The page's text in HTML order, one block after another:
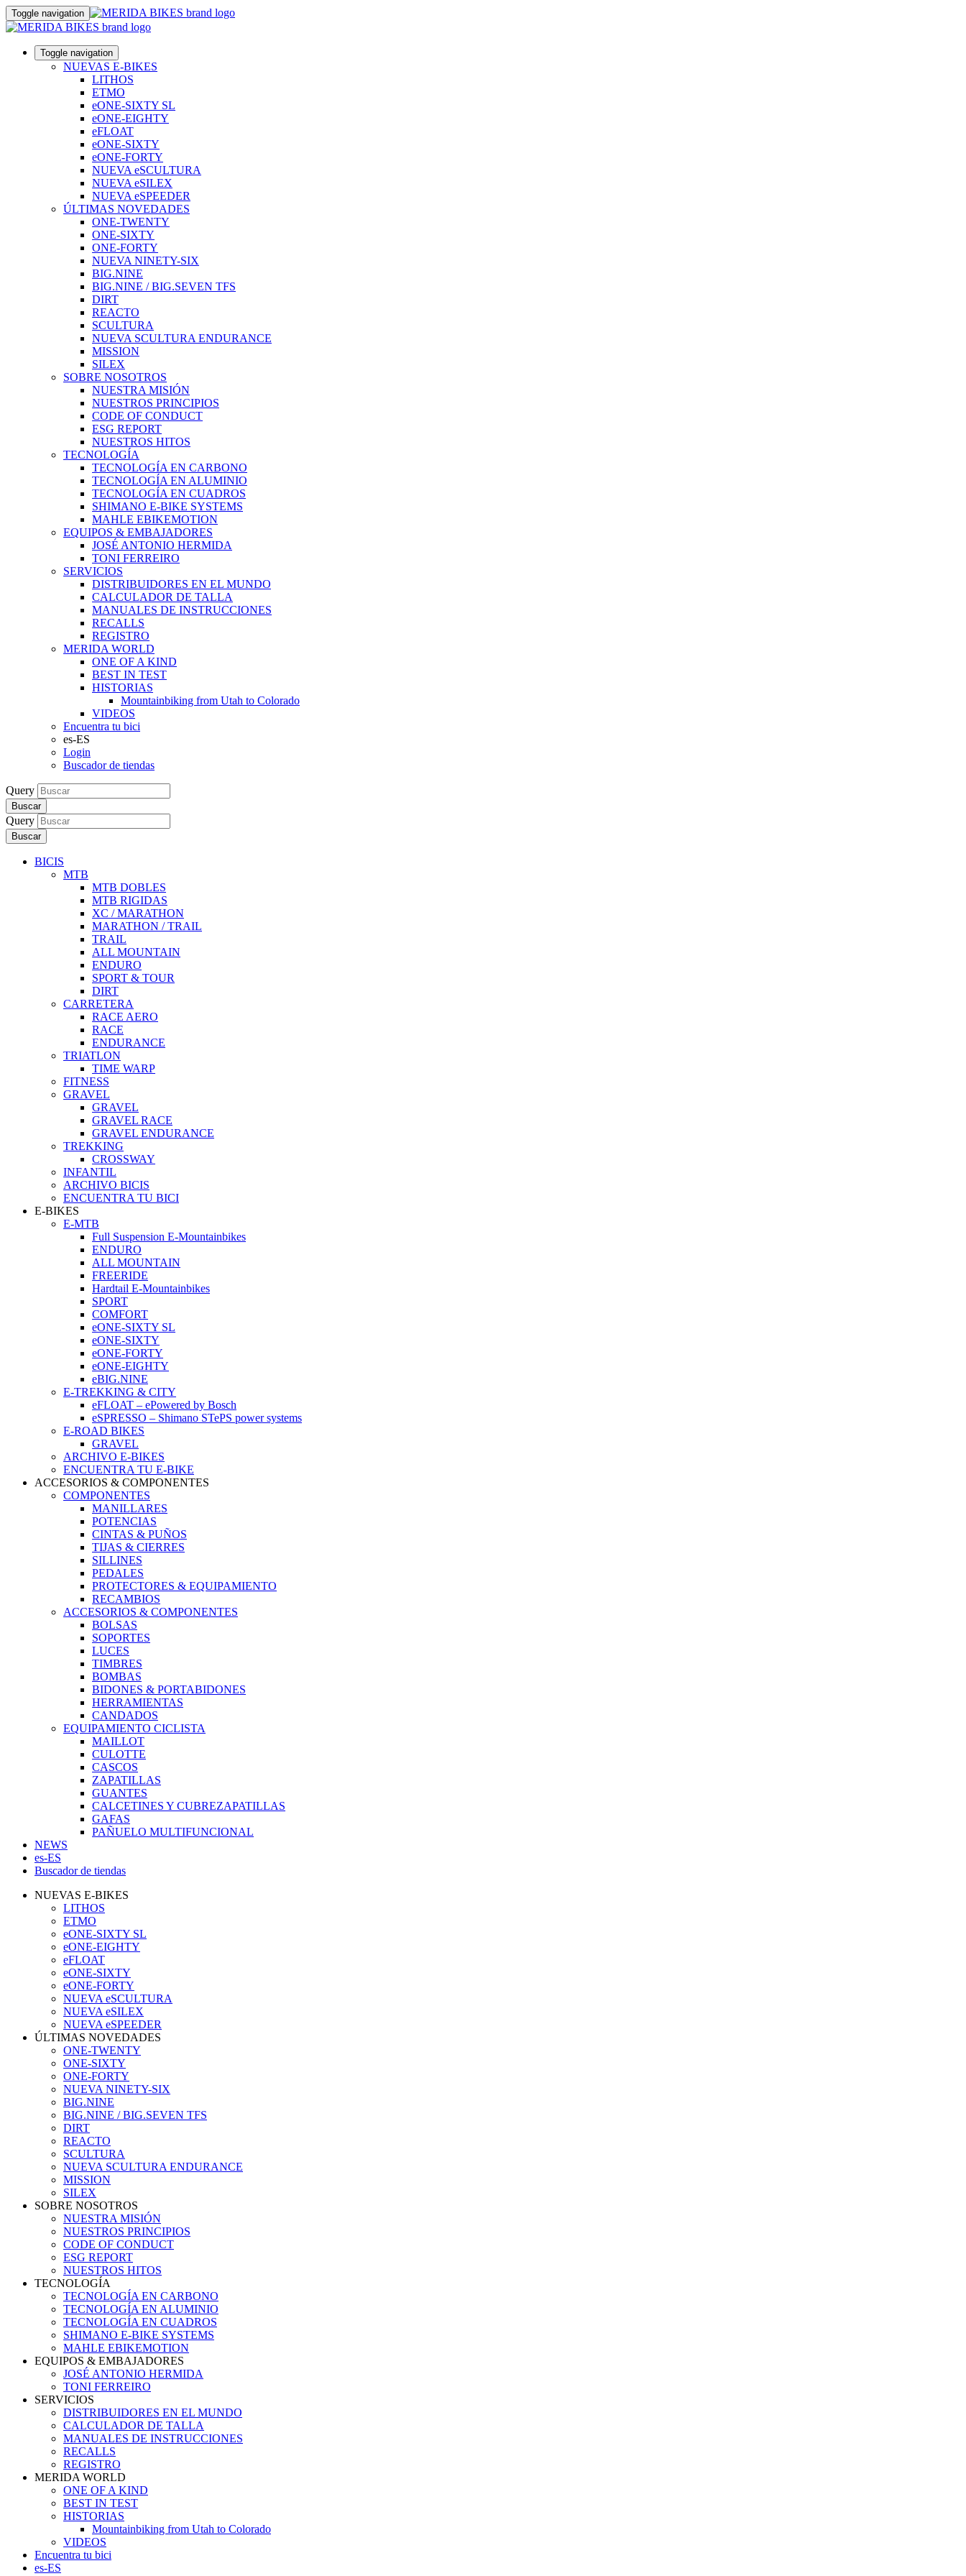
Toggle navigation
Toggle navigation
NUEVAS E-BIKES
LITHOS
ETMO
eONE-SIXTY SL
eONE-EIGHTY
eFLOAT
eONE-SIXTY
eONE-FORTY
NUEVA eSCULTURA
NUEVA eSILEX
NUEVA eSPEEDER
ÚLTIMAS NOVEDADES
ONE-TWENTY
ONE-SIXTY
ONE-FORTY
NUEVA NINETY-SIX
BIG.NINE
BIG.NINE / BIG.SEVEN TFS
DIRT
REACTO
SCULTURA
NUEVA SCULTURA ENDURANCE
MISSION
SILEX
SOBRE NOSOTROS
NUESTRA MISIÓN
NUESTROS PRINCIPIOS
CODE OF CONDUCT
ESG REPORT
NUESTROS HITOS
TECNOLOGÍA
TECNOLOGÍA EN CARBONO
TECNOLOGÍA EN ALUMINIO
TECNOLOGÍA EN CUADROS
SHIMANO E-BIKE SYSTEMS
MAHLE EBIKEMOTION
EQUIPOS & EMBAJADORES
JOSÉ ANTONIO HERMIDA
TONI FERREIRO
SERVICIOS
DISTRIBUIDORES EN EL MUNDO
CALCULADOR DE TALLA
MANUALES DE INSTRUCCIONES
RECALLS
REGISTRO
MERIDA WORLD
ONE OF A KIND
BEST IN TEST
HISTORIAS
Mountainbiking from Utah to Colorado
VIDEOS
Encuentra tu bici
es-ES
Login
Buscador de tiendas
Query
Buscar
Query
Buscar
BICIS
MTB
MTB DOBLES
MTB RIGIDAS
XC / MARATHON
MARATHON / TRAIL
TRAIL
ALL MOUNTAIN
ENDURO
SPORT & TOUR
DIRT
CARRETERA
RACE AERO
RACE
ENDURANCE
TRIATLON
TIME WARP
FITNESS
GRAVEL
GRAVEL
GRAVEL RACE
GRAVEL ENDURANCE
TREKKING
CROSSWAY
INFANTIL
ARCHIVO BICIS
ENCUENTRA TU BICI
E-BIKES
E-MTB
Full Suspension E-Mountainbikes
ENDURO
ALL MOUNTAIN
FREERIDE
Hardtail E-Mountainbikes
SPORT
COMFORT
eONE-SIXTY SL
eONE-SIXTY
eONE-FORTY
eONE-EIGHTY
eBIG.NINE
E-TREKKING & CITY
eFLOAT – ePowered by Bosch
eSPRESSO – Shimano STePS power systems
E-ROAD BIKES
GRAVEL
ARCHIVO E-BIKES
ENCUENTRA TU E-BIKE
ACCESORIOS & COMPONENTES
COMPONENTES
MANILLARES
POTENCIAS
CINTAS & PUÑOS
TIJAS & CIERRES
SILLINES
PEDALES
PROTECTORES & EQUIPAMIENTO
RECAMBIOS
ACCESORIOS & COMPONENTES
BOLSAS
SOPORTES
LUCES
TIMBRES
BOMBAS
BIDONES & PORTABIDONES
HERRAMIENTAS
CANDADOS
EQUIPAMIENTO CICLISTA
MAILLOT
CULOTTE
CASCOS
ZAPATILLAS
GUANTES
CALCETINES Y CUBREZAPATILLAS
GAFAS
PAÑUELO MULTIFUNCIONAL
NEWS
es-ES
Buscador de tiendas
NUEVAS E-BIKES
LITHOS
ETMO
eONE-SIXTY SL
eONE-EIGHTY
eFLOAT
eONE-SIXTY
eONE-FORTY
NUEVA eSCULTURA
NUEVA eSILEX
NUEVA eSPEEDER
ÚLTIMAS NOVEDADES
ONE-TWENTY
ONE-SIXTY
ONE-FORTY
NUEVA NINETY-SIX
BIG.NINE
BIG.NINE / BIG.SEVEN TFS
DIRT
REACTO
SCULTURA
NUEVA SCULTURA ENDURANCE
MISSION
SILEX
SOBRE NOSOTROS
NUESTRA MISIÓN
NUESTROS PRINCIPIOS
CODE OF CONDUCT
ESG REPORT
NUESTROS HITOS
TECNOLOGÍA
TECNOLOGÍA EN CARBONO
TECNOLOGÍA EN ALUMINIO
TECNOLOGÍA EN CUADROS
SHIMANO E-BIKE SYSTEMS
MAHLE EBIKEMOTION
EQUIPOS & EMBAJADORES
JOSÉ ANTONIO HERMIDA
TONI FERREIRO
SERVICIOS
DISTRIBUIDORES EN EL MUNDO
CALCULADOR DE TALLA
MANUALES DE INSTRUCCIONES
RECALLS
REGISTRO
MERIDA WORLD
ONE OF A KIND
BEST IN TEST
HISTORIAS
Mountainbiking from Utah to Colorado
VIDEOS
Encuentra tu bici
es-ES